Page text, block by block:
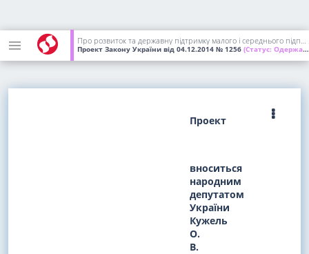
Про розвиток та державну підтримку малого і середнього підприємництва в Україні
Проект Закону України від 04.12.2014 № 1256 (Статус: Одержаний ВР України)
Проект
вноситься
народним
депутатом
України
Кужель
О.
В.